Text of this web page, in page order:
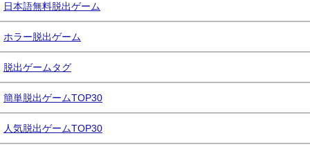
日本語無料脱出ゲーム
ホラー脱出ゲーム
脱出ゲームタグ
簡単脱出ゲームTOP30
人気脱出ゲームTOP30